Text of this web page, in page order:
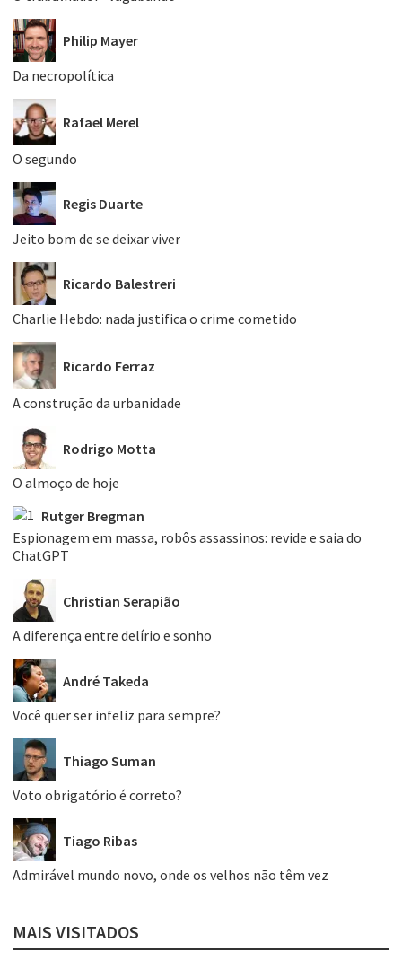
Philip Mayer
Da necropolítica
Rafael Merel
O segundo
Regis Duarte
Jeito bom de se deixar viver
Ricardo Balestreri
Charlie Hebdo: nada justifica o crime cometido
Ricardo Ferraz
A construção da urbanidade
Rodrigo Motta
O almoço de hoje
Rutger Bregman
Espionagem em massa, robôs assassinos: revide e saia do
ChatGPT
Christian Serapião
A diferença entre delírio e sonho
André Takeda
Você quer ser infeliz para sempre?
Thiago Suman
Voto obrigatório é correto?
Tiago Ribas
Admirável mundo novo, onde os velhos não têm vez
MAIS VISITADOS